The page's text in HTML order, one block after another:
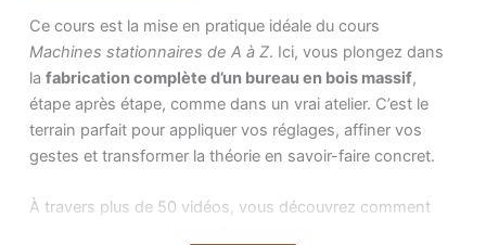
savoir-faire.
Ce cours est la mise en pratique idéale du cours . Ici, vous
Ce cours est la mise en pratique idéale du cours
Machines stationnaires de A à Z. Ici, vous plongez dans
lafabrication complète d’un bureau en bois massif,
étape après étape, comme dans un vrai atelier. C’est le
terrain parfait pour appliquer vos réglages, affiner vos
gestes et transformer la théorie en savoir-faire concret.
À travers plus de 50 vidéos, vous découvrez comment